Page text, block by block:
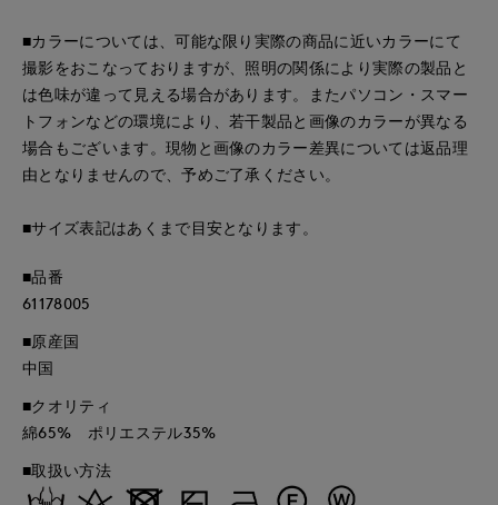
■カラーについては、可能な限り実際の商品に近いカラーにて
撮影をおこなっておりますが、照明の関係により実際の製品と
は色味が違って見える場合があります。またパソコン・スマー
トフォンなどの環境により、若干製品と画像のカラーが異なる
場合もございます。現物と画像のカラー差異については返品理
由となりませんので、予めご了承ください。
■サイズ表記はあくまで目安となります。
■品番
61178005
■原産国
中国
■クオリティ
綿65% ポリエステル35%
■取扱い方法